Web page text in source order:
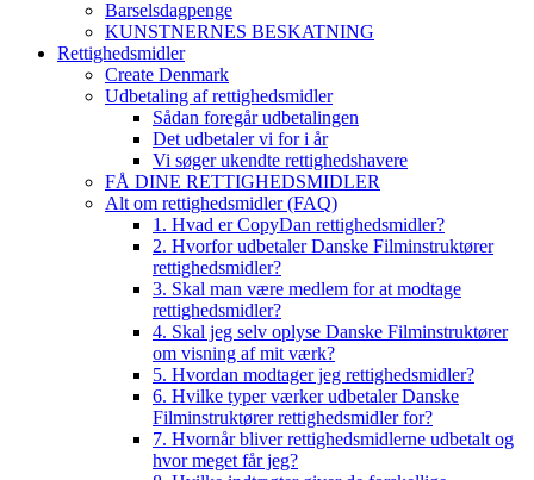
Barselsdagpenge
KUNSTNERNES BESKATNING
Rettighedsmidler
Create Denmark
Udbetaling af rettighedsmidler
Sådan foregår udbetalingen
Det udbetaler vi for i år
Vi søger ukendte rettighedshavere
FÅ DINE RETTIGHEDSMIDLER
Alt om rettighedsmidler (FAQ)
1. Hvad er CopyDan rettighedsmidler?
2. Hvorfor udbetaler Danske Filminstruktører
rettighedsmidler?
3. Skal man være medlem for at modtage
rettighedsmidler?
4. Skal jeg selv oplyse Danske Filminstruktører
om visning af mit værk?
5. Hvordan modtager jeg rettighedsmidler?
6. Hvilke typer værker udbetaler Danske
Filminstruktører rettighedsmidler for?
7. Hvornår bliver rettighedsmidlerne udbetalt og
hvor meget får jeg?